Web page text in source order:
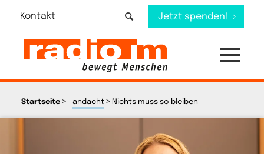
Kontakt Jetzt spenden!
Startseite> andacht> Nichts muss so bleiben